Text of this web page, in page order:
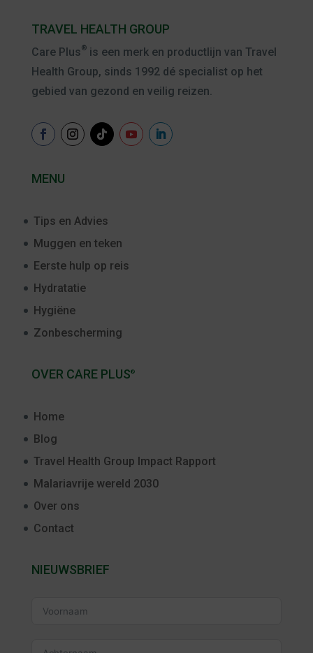
TRAVEL HEALTH GROUP
Care Plus®is een merk en productlijn van Travel
Health Group, sinds 1992 dé specialist op het
gebied van gezond en veilig reizen.
MENU
Tips en Advies
Muggen en teken
Eerste hulp op reis
Hydratatie
Hygiëne
Zonbescherming
OVER CARE PLUS®
Home
Blog
Travel Health Group Impact Rapport
Malariavrije wereld 2030
Over ons
Contact
NIEUWSBRIEF